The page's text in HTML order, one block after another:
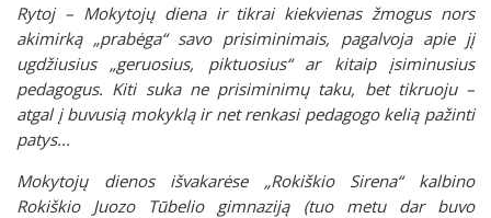
Rytoj – Mokytojų diena ir tikrai kiekvienas žmogus nors
akimirką „prabėga“ savo prisiminimais, pagalvoja apie jį
ugdžiusius „geruosius, piktuosius“ ar kitaip įsiminusius
pedagogus. Kiti suka ne prisiminimų taku, bet tikruoju –
atgal į buvusią mokyklą ir net renkasi pedagogo kelią pažinti
patys...
Mokytojų dienos išvakarėse „Rokiškio Sirena“ kalbino
Rokiškio Juozo Tūbelio gimnaziją (tuo metu dar buvo